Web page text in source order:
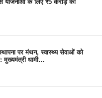
योजनाओं के लिए ₹5 करोड़ की
पर मंथन, स्वास्थ्य सेवाओं को
धामी…